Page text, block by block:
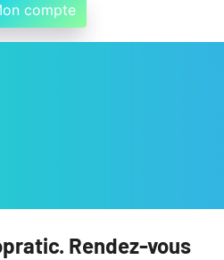
compte
Rendez-vous